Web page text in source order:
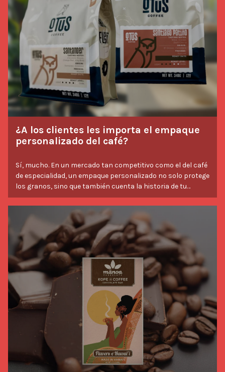
¿A los clientes les importa el empaque
personalizado del café?
Sí, mucho. En un mercado tan competitivo como el del café
de especialidad, un empaque personalizado no solo protege
los granos, sino que también cuenta la historia de tu
marca. Un diseño visualmente atractivo, con acabados y
características únicas como cierres resellables o válvulas
desgasificadoras, influye directamente en la decisión de
compra del cliente.
Industry News